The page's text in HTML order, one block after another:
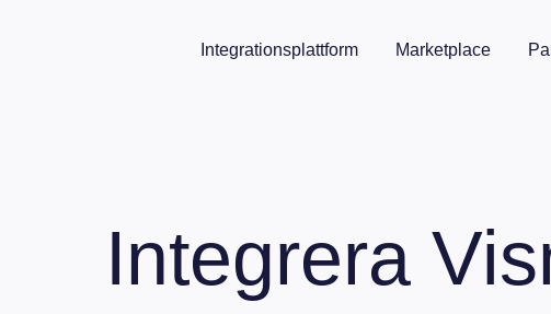
Integrationsplattform Marketplace
Integrera